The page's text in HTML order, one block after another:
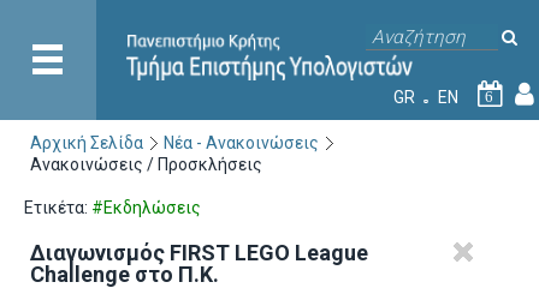
GR EN 6
Αρχική Σελίδα
Νέα - Ανακοινώσεις
Ανακοινώσεις / Προσκλήσεις
Ετικέτα: #Εκδηλώσεις
Διαγωνισμός FIRST LEGO League
Challenge στο Π.Κ.